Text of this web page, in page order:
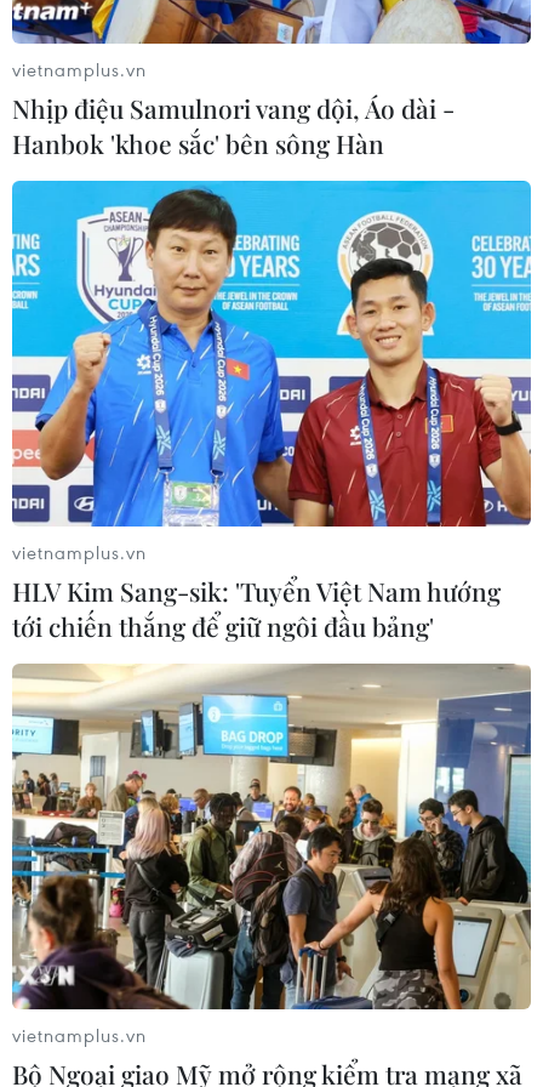
em
07/08/2026 04:28
Hãng hàng không Air Premia của
Hàn Quốc nối lại đường bay
Incheon-TP Hồ Chí Minh
07/08/2026 04:28
Chính sách nhà ở của nước Anh -
Góc tham chiếu cho Việt Nam
07/08/2026 04:08
Bỉ tìm ra hướng đi mới trong điều trị
ung thư gan di căn
07/08/2026 04:05
Chuyên gia Canada đánh giá cao bản
lĩnh đối ngoại của Việt Nam
07/08/2026 03:49
Venezuela khởi động đàm phán về
tiến trình chuyển giao chính trị
07/08/2026 02:58
Mỹ can thiệp khẩn cấp, ngăn
Hezbollah
vietnamplus.vn
Nhịp điệu Samulnori vang dội, Áo dài -
Hanbok 'khoe sắc' bên sông Hàn
vietnamplus.vn
HLV Kim Sang-sik: 'Tuyển Việt Nam hướng
tới chiến thắng để giữ ngôi đầu bảng'
vietnamplus.vn
Bộ Ngoại giao Mỹ mở rộng kiểm tra mạng xã